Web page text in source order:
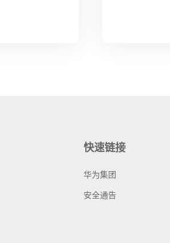
快速链接
华为集团
安全通告